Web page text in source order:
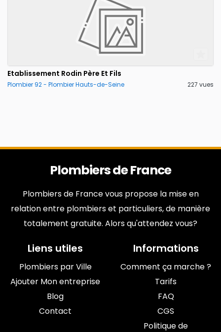
Etablissement Rodin Père Et Fils
Plombier 92 - Plombier Hauts-de-Seine 227 vues
Plombiers de France
Plombiers de France vous propose la mise en
relation entre plombiers et particuliers, de manière
totalement gratuite. Alors qu'attendez vous?
Liens utiles
Plombiers par Ville
Ajouter Mon entreprise
Blog
Contact
Informations
Comment ça marche ?
Tarifs
FAQ
CGS
Politique de